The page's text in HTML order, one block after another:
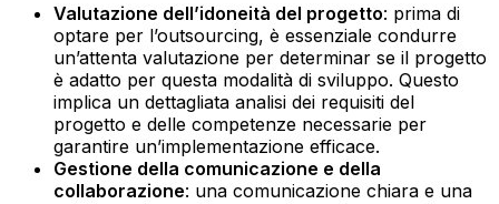
Valutazione dell’idoneità del progetto: prima di
optare per l’outsourcing, è essenziale condurre
un’attenta valutazione per determinar se il progetto
è adatto per questa modalità di sviluppo. Questo
implica un dettagliata analisi dei requisiti del
progetto e delle competenze necessarie per
garantire un’implementazione efficace.‍
Gestione della comunicazione e della
collaborazione: una comunicazione chiara e una